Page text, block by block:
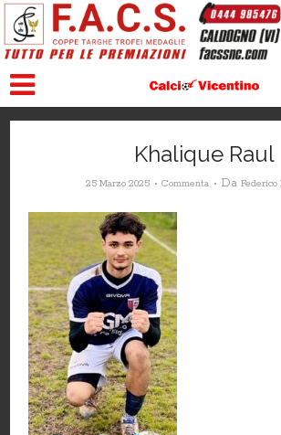
Khalique Raul
25 Marzo 2025 Commenta Da Federico